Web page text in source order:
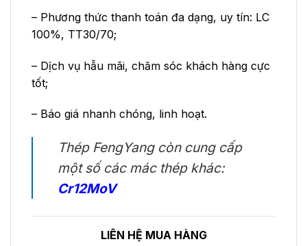
– Phương thức thanh toán đa dạng, uy tín: LC
100%, TT30/70;
– Dịch vụ hẫu mãi, chăm sóc khách hàng cực
tốt;
– Báo giá nhanh chóng, linh hoạt.
Thép FengYang còn cung cấp
một số các mác thép khác:
Cr12MoV
LIÊN HỆ MUA HÀNG